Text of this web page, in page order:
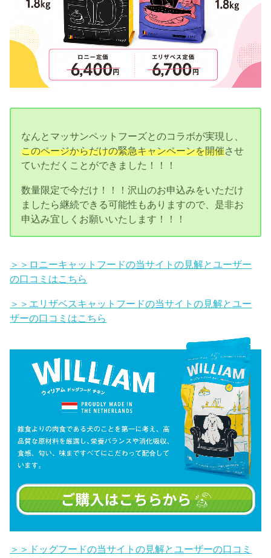
なんとマッサンペットフーズとのコラボが実現し、
このページからだけの緊急キャンペーンを開催させ
ていただくことができました！！！
数量限定で今だけ！！！沢山のお申込みをいただけ
ましたら継続できる可能性もありますので、是非お
申込み宜しくお願いいたします！！！
＞＞ロニーキャットフードの当サイトの見解とユーザー
の口コミはこちら
＞＞エリザベスキャットフードの当サイトの見解とユー
ザーの口コミはこちら
＞＞ドッグフードの当サイトの見解とユーザーの口コミ